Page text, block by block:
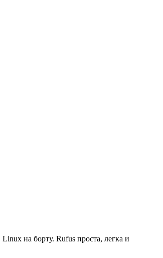
на борту. Rufus проста, легка и